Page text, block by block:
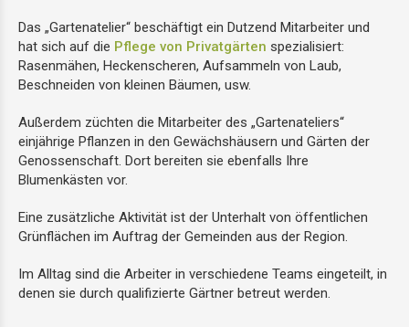
Wäscheatelier
Auftragsfertigungsatelier
Kreativatelier
Das „Gartenatelier“ beschäftigt ein Dutzend Mitarbeiter und
hat sich auf die Pflege von Privatgärten spezialisiert:
Rasenmähen, Heckenscheren, Aufsammeln von Laub,
Beschneiden von kleinen Bäumen, usw.
Außerdem züchten die Mitarbeiter des „Gartenateliers“
einjährige Pflanzen in den Gewächshäusern und Gärten der
Genossenschaft. Dort bereiten sie ebenfalls Ihre
Blumenkästen vor.
Eine zusätzliche Aktivität ist der Unterhalt von öffentlichen
Grünflächen im Auftrag der Gemeinden aus der Region.
Im Alltag sind die Arbeiter in verschiedene Teams eingeteilt, in
denen sie durch qualifizierte Gärtner betreut werden.